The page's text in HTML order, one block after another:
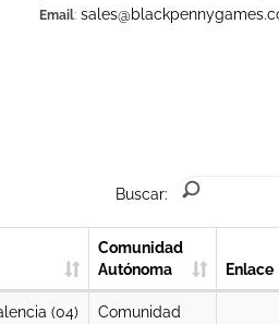
Email:
Buscar:
Comunidad
Autónoma
Enlace
(04)
Comunidad